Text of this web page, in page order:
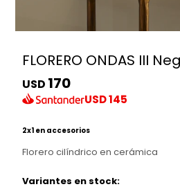
FLORERO ONDAS III
USD 170
USD145
2x1 en accesorios
Florero cilíndrico en cerámica
Variantes en stock: